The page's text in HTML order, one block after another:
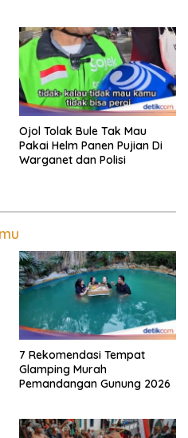
Ojol Tolak Bule Tak Mau
Pakai Helm Panen Pujian Di
Warganet dan Polisi
7 Rekomendasi Tempat
Glamping Murah
Pemandangan Gunung 2026